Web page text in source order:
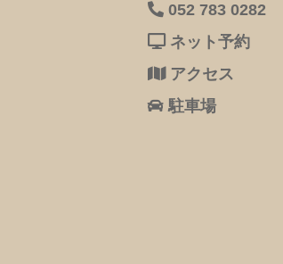
052 783 0282
ネット予約
アクセス
駐車場